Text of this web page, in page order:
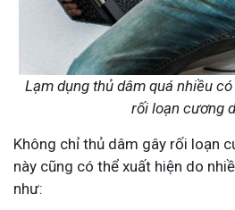
Lạm dụng thủ dâm quá nhiều
rối loạn cương
Không chỉ thủ dâm gây rối loạn
này cũng có thể xuất hiện do
như: